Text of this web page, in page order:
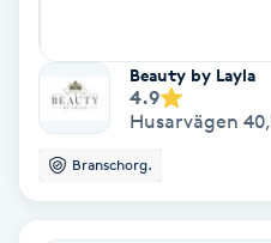
Microshading
Mixfransar
Beauty by Layla
4.9
Husarvägen 40,
Branschorg.